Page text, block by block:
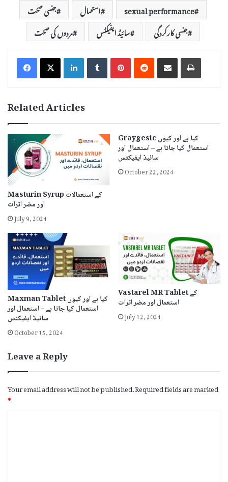
sexual performance
استعمال
جنسی صحت
جنسی کارکردگی
سائیڈ ایفیکٹس مردوں کی صحت
LinkedInTumblrPinterestReddit Share via Email Print
Related Articles
Masturin Syrup کے استعمالات
اور مضر اثرات
July 9, 2024
Graygesic کیا ہے اور کیوں
استعمال کیا جاتا ہے – استعمال اور
سائیڈ ایفیکٹس
October 22, 2024
Maxman Tablet کیا ہے اور کیوں
استعمال کیا جاتا ہے – استعمال اور
سائیڈ ایفیکٹس
October 15, 2024
Vastarel MR Tablet کے
استعمال اور مضر اثرات
July 12, 2024
Leave a Reply
Your email address will not be published.Required fields are marked
*